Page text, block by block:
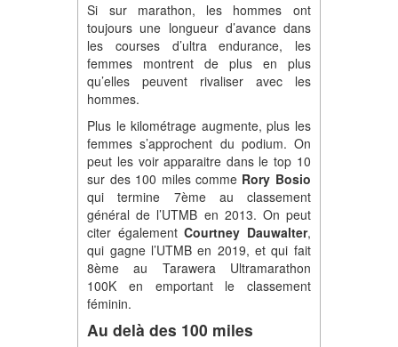
Si sur marathon, les hommes ont
toujours une longueur d’avance dans
les courses d’ultra endurance, les
femmes montrent de plus en plus
qu’elles peuvent rivaliser avec les
hommes.
Plus le kilométrage augmente, plus les
femmes s’approchent du podium. On
peut les voir apparaitre dans le top 10
sur des 100 miles comme Rory Bosio
qui termine 7ème au classement
général de l’UTMB en 2013. On peut
citer égalementCourtney Dauwalter,
qui gagne l’UTMB en 2019, et qui fait
8ème au Tarawera Ultramarathon
100K en emportant le classement
féminin.
Au delà des 100 miles